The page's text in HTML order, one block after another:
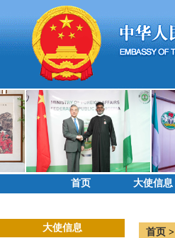
首页 大使信息
大使信息
首页 >